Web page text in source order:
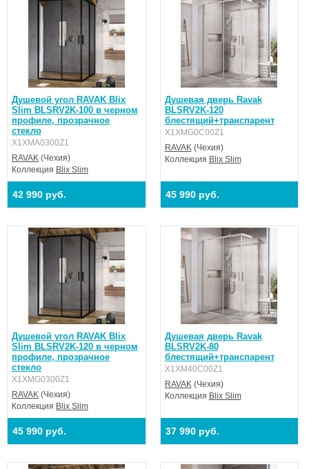
Душевой угол RAVAK Blix
Slim BLSRV2K-100 в черном
профиле, прозрачное
стекло
X1XMA0300Z1
RAVAK (Чехия)
Коллекция Blix Slim
42 990 руб.
Душевая дверь Ravak
BLSRV2K-120
блестящий+транспарент
X1XMG0C00Z1
RAVAK(Чехия)
Коллекция Blix Slim
45 990 руб.
Душевой угол RAVAK Blix
Slim BLSRV2K-120 в черном
профиле, прозрачное
стекло
X1XMG0300Z1
RAVAK (Чехия)
Коллекция Blix Slim
45 990 руб.
Душевая дверь Ravak
BLSRV2K-80
блестящий+транспарент
X1XM40C00Z1
RAVAK(Чехия)
Коллекция Blix Slim
37 990 руб.